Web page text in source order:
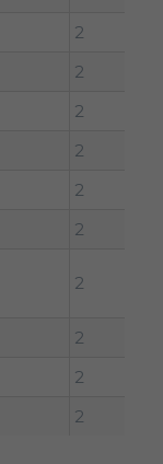
2
2
2
2
2
2
2
2
2
2